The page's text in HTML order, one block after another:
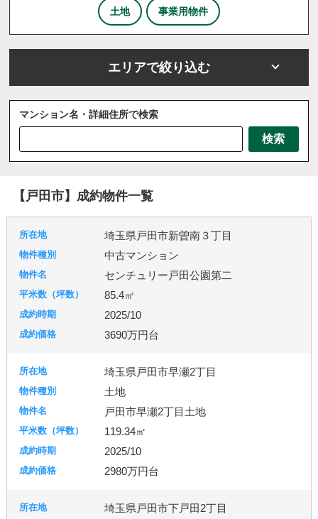
土地 事業用物件
エリアで絞り込む
三郷市
八潮市
北本市 吉川市 和光市
宮代町
杉戸町
東松山市 松伏町
蕨市
上里町 伊奈町
吉見町
日高市
鶴ヶ島市 加須市
羽生市
幸手市 北葛飾郡 富士見市
台東区 東京都北区 足立区
千葉市 流山市
秦野市 厚木市
マンション名・詳細住所で検索
検索
【戸田市】成約物件一覧
埼玉県戸田市新曽南３丁目
中古マンション
センチュリー戸田公園第二
85.4㎡
2025/10
3690万円台
埼玉県戸田市早瀬2丁目
土地
戸田市早瀬2丁目土地
119.34㎡
2025/10
2980万円台
埼玉県戸田市下戸田2丁目